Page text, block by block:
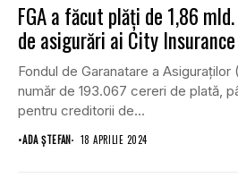
FGA a făcut plăți de 1,86
de asigurări ai City
Fondul de Garanatare a
număr de 193.067 cereri de plată,
pentru creditorii de...
•ADA ȘTEFAN 18 APRILIE 2024